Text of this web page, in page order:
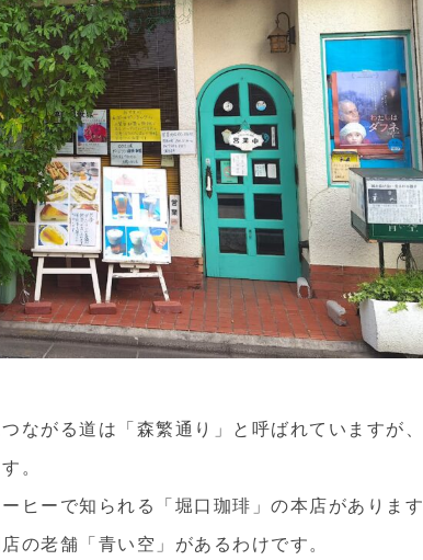
ながる道は「森繁通り」と呼ばれていますが、
。
ヒーで知られる「堀口珈琲」の本店があります
の老舗「青い空」があるわけです。